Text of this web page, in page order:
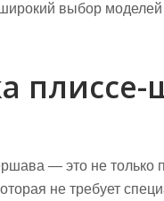
выбор моделей
— это не
не требует